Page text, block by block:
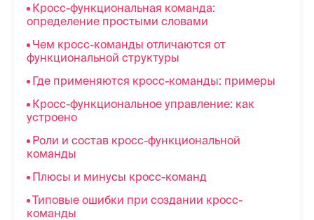
Кросс-функциональная команда:
определение простыми словами
Чем кросс-команды отличаются от
функциональной структуры
Где применяются кросс-команды: примеры
Кросс-функциональное управление: как
устроено
Роли и состав кросс-функциональной
команды
Плюсы и минусы кросс-команд
Типовые ошибки при создании кросс-
команды